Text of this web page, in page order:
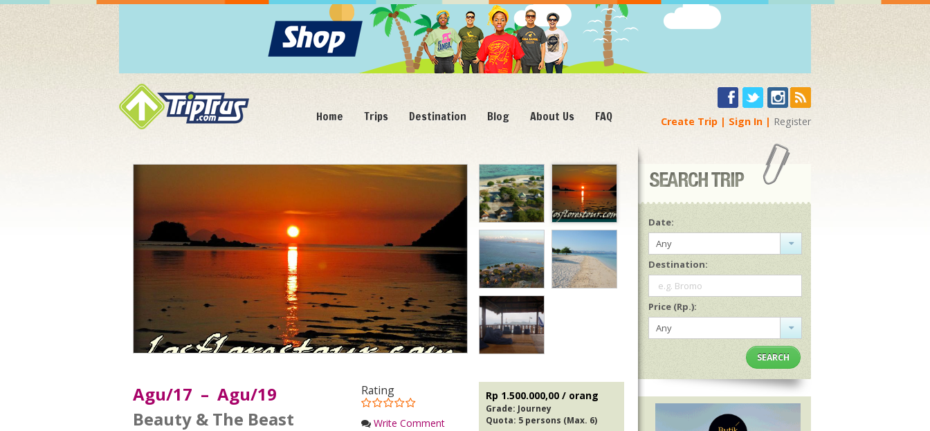
Home Trips Destination Blog About Us FAQ Create Trip Sign In Register
Rating
Write Comment
Agu/17 – Agu/19
Beauty & The Beast
Rp 1.500.000,00 / orang
Grade: Journey
Quota: 5 persons (Max. 6)
Date:
Any
Destination:
e.g. Bromo
Price (Rp.):
Any
SEARCH